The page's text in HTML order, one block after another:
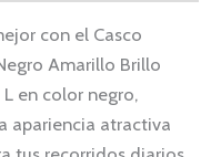
con el Casco
Amarillo Brillo
en color negro,
apariencia atractiva